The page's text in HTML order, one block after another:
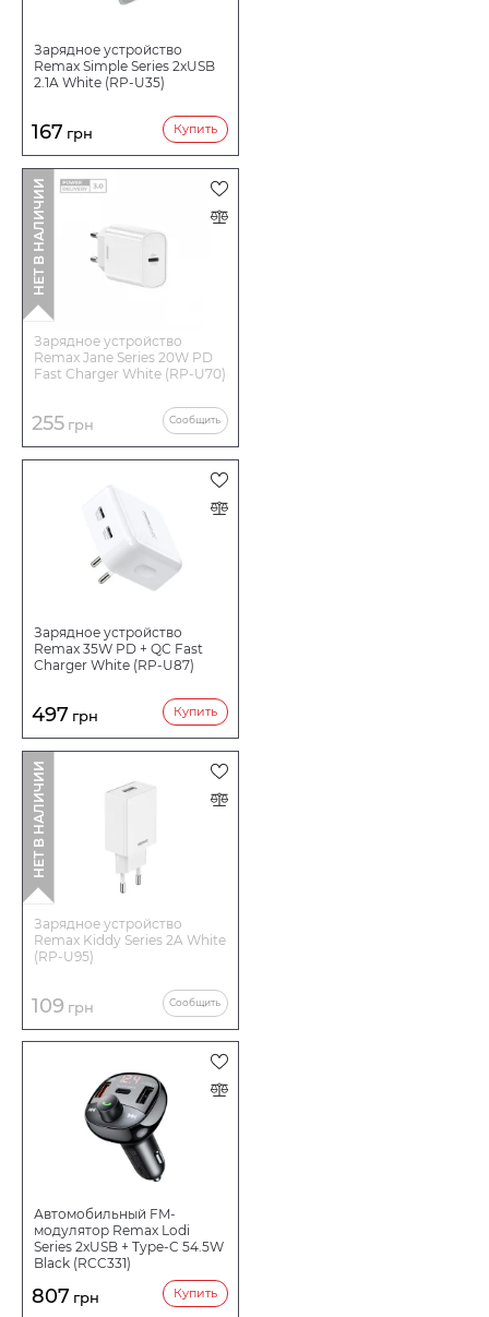
Зарядное устройство
Remax Simple Series 2xUSB
2.1A White (RP-U35)
167 грн Купить
Зарядное устройство
Remax Jane Series 20W PD
Fast Charger White (RP-U70)
255 грн Сообщить
НЕТ В НАЛИЧИИ
Зарядное устройство
Remax 35W PD + QC Fast
Charger White (RP-U87)
497 грн Купить
Зарядное устройство
Remax Kiddy Series 2A White
(RP-U95)
109 грн Сообщить
НЕТ В НАЛИЧИИ
Автомобильный FM-
модулятор Remax Lodi
Series 2xUSB + Type-C 54.5W
Black (RCC331)
807 грн Купить